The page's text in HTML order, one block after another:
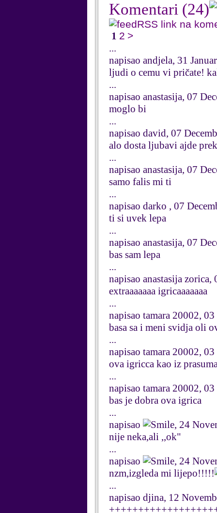
Komentari (24)
RSS link na
1 2 >
...
napisao andjela, 31
ljudi o cemu vi pričate!
...
napisao anastasija, 07
moglo bi
...
napisao david, 07
alo dosta ljubavi ajde
...
napisao anastasija, 07
samo falis mi ti
...
napisao darko , 07
ti si uvek lepa
...
napisao anastasija, 07
bas sam lepa
...
napisao anastasija zorica,
extraaaaaaa igricaaaaaaa
...
napisao tamara 20002,
basa sa i meni svidja oli
...
napisao tamara 20002,
ova igricca kao iz
...
napisao tamara 20002,
bas je dobra ova igrica
...
napisao
, 24
nije neka,ali ,,ok"
...
napisao
, 24
nzm,izgleda mi lijepo!!!!!
...
napisao djina, 12